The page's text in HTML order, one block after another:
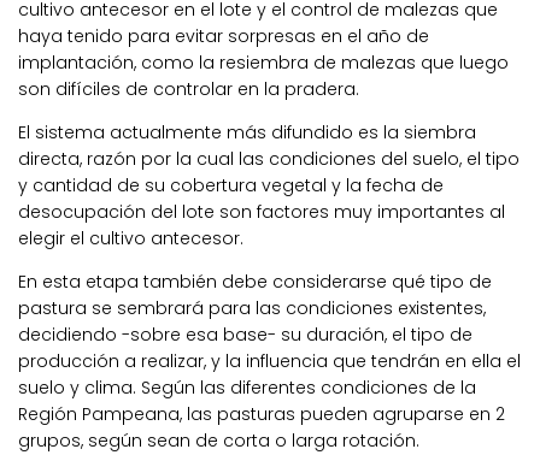
cultivo antecesor en el lote y el control de malezas que
haya tenido para evitar sorpresas en el año de
implantación, como la resiembra de malezas que luego
son difíciles de controlar en la pradera.
El sistema actualmente más difundido es la siembra
directa, razón por la cual las condiciones del suelo, el tipo
y cantidad de su cobertura vegetal y la fecha de
desocupación del lote son factores muy importantes al
elegir el cultivo antecesor.
En esta etapa también debe considerarse qué tipo de
pastura se sembrará para las condiciones existentes,
decidiendo -sobre esa base- su duración, el tipo de
producción a realizar, y la influencia que tendrán en ella el
suelo y clima. Según las diferentes condiciones de la
Región Pampeana, las pasturas pueden agruparse en 2
grupos, según sean de corta o larga rotación.